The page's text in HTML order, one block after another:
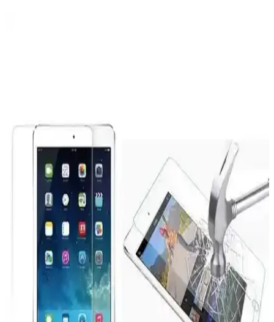
49MM Kasa ve Ekran Koruyucu İncelemesi
Fibaks markasının Apple Watch Series SE 2, 4, 5, 6 modelleri için
tasarladığı kasa ve ekran koruyucu, dayanıklı malzeme ve şık
tasarımıyla cihazınızı tam koruma altına alır.
M.TK Moveteck Paperfeel Ekran Koruyucu iPad
10. Nesil için yüksek dayanıklılık ve doğal dokunma
deneyimi
M.TK Moveteck Paperfeel ekran koruyucu, iPad 10. Nesil
kullanıcılarına yüksek dayanıklılık, doğal kağıt hissiyatı ve net
görüntü sağlar. Kolay montaj ve uzun ömürlü kullanım sunar.
ECR MOBILE 9H Nano Ekran Koruyucu Apple
iPad Pro 13 M4 ve M5 Modelleri İçin